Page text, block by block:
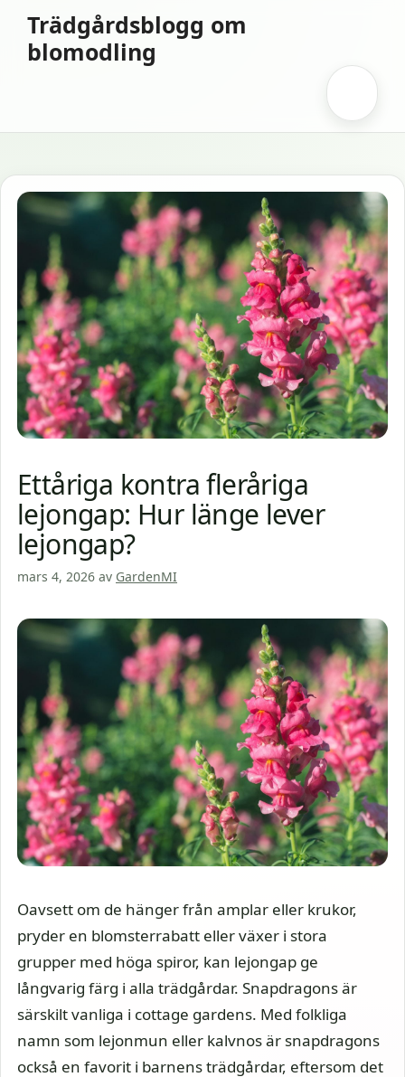
innehåll
Trädgårdsblogg om
blomodling
Ettåriga kontra fleråriga
lejongap: Hur länge lever
lejongap?
mars 4, 2026 av GardenMI
Oavsett om de hänger från amplar eller krukor,
pryder en blomsterrabatt eller växer i stora
grupper med höga spiror, kan lejongap ge
långvarig färg i alla trädgårdar. Snapdragons är
särskilt vanliga i cottage gardens. Med folkliga
namn som lejonmun eller kalvnos är snapdragons
också en favorit i barnens trädgårdar, eftersom det